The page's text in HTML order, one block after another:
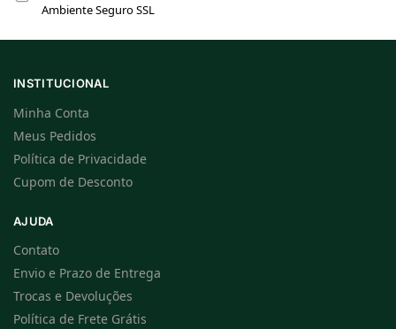
Ambiente Seguro SSL
INSTITUCIONAL
Minha Conta
Meus Pedidos
Política de Privacidade
Cupom de Desconto
AJUDA
Contato
Envio e Prazo de Entrega
Trocas e Devoluções
Política de Frete Grátis